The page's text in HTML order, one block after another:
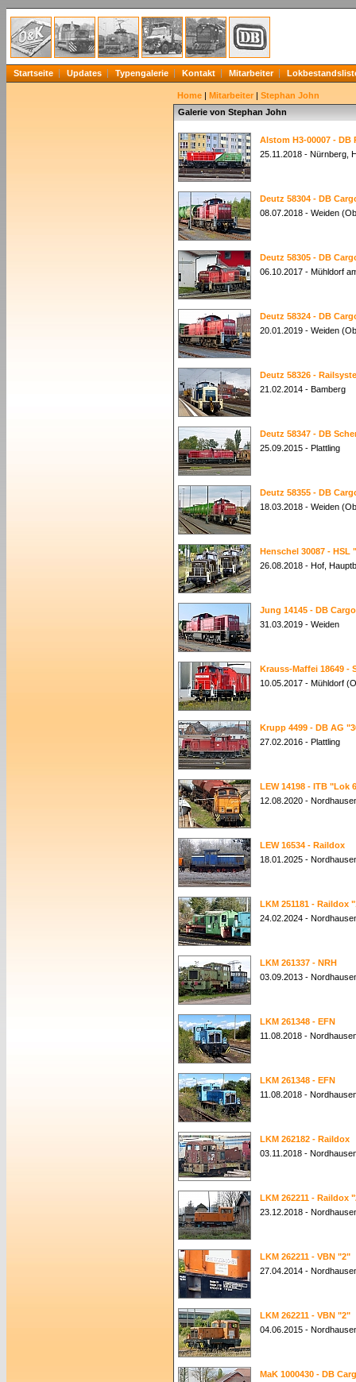
Startseite Updates Typengalerie Kontakt Mitarbeiter
Home | Mitarbeiter | Stephan John
Galerie von Stephan John
Alstom H3-00007 - DB
25.11.2018 - Nürnberg,
Deutz 58304 - DB
08.07.2018 - Weiden
Deutz 58305 - DB
06.10.2017 - Mühldorf
Deutz 58324 - DB
20.01.2019 - Weiden
Deutz 58326 -
21.02.2014 - Bamberg
Deutz 58347 - DB
25.09.2015 - Plattling
Deutz 58355 - DB
18.03.2018 - Weiden
Henschel 30087 - HSL
26.08.2018 - Hof,
Jung 14145 - DB
31.03.2019 - Weiden
Krauss-Maffei 18649 -
10.05.2017 - Mühldorf
Krupp 4499 - DB AG
27.02.2016 - Plattling
LEW 14198 - ITB "Lok
12.08.2020 -
LEW 16534 - Raildox
18.01.2025 -
LKM 251181 - Raildox
24.02.2024 -
LKM 261337 - NRH
03.09.2013 -
LKM 261348 - EFN
11.08.2018 -
LKM 261348 - EFN
11.08.2018 -
LKM 262182 - Raildox
03.11.2018 -
LKM 262211 - Raildox
23.12.2018 -
LKM 262211 - VBN "2"
27.04.2014 -
LKM 262211 - VBN "2"
04.06.2015 -
MaK 1000430 - DB